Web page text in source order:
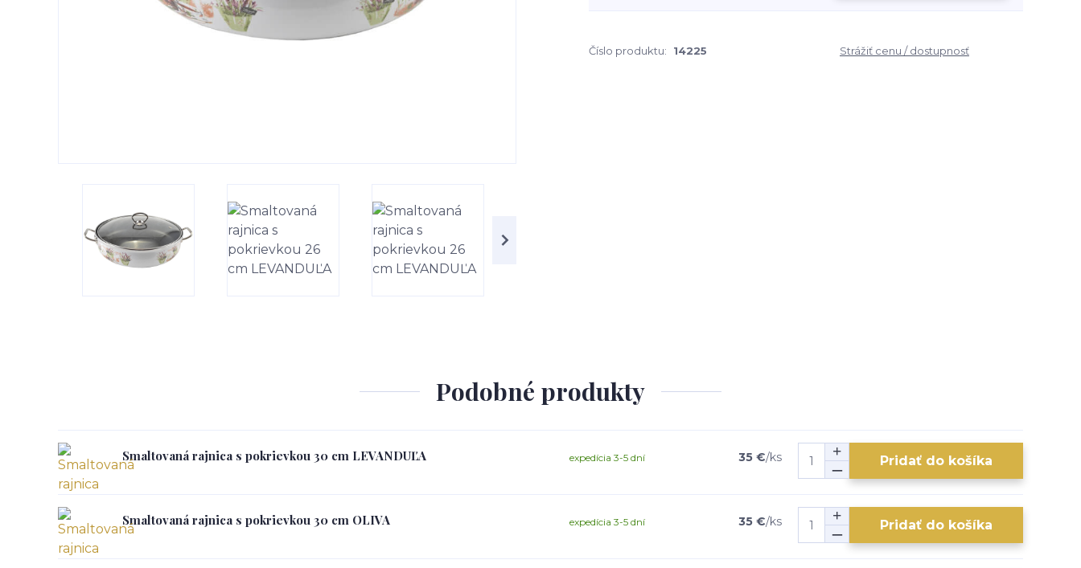
Číslo produktu: 14225 Strážiť cenu / dostupnosť
Podobné produkty
Smaltovaná rajnica s pokrievkou 30 cm LEVANDUĽA 35 €/ks
expedícia 3-5 dní Pridať do košíka
Smaltovaná rajnica s pokrievkou 30 cm OLIVA 35 €/ks
expedícia 3-5 dní Pridať do košíka